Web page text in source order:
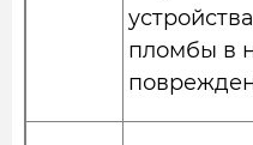
пломбы в